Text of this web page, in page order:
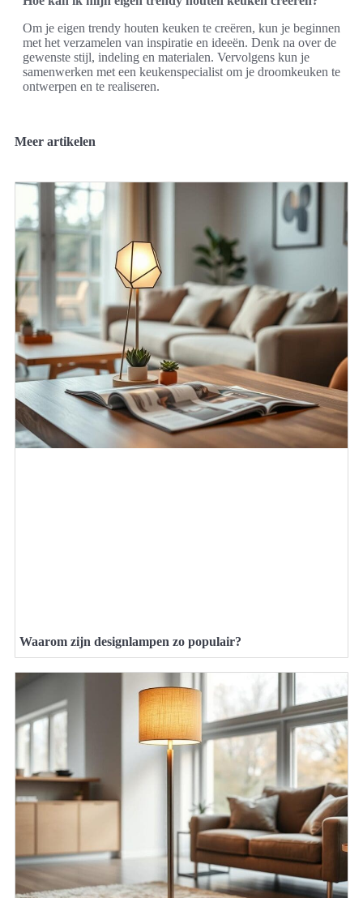
Om je eigen trendy houten keuken te creëren, kun je beginnen
met het verzamelen van inspiratie en ideeën. Denk na over de
gewenste stijl, indeling en materialen. Vervolgens kun je
samenwerken met een keukenspecialist om je droomkeuken te
ontwerpen en te realiseren.
Meer artikelen
Waarom zijn designlampen zo populair?